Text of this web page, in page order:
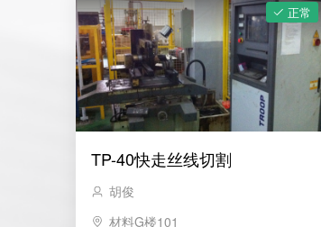
正常
TP-40快走丝线切割
胡俊
材料G楼101